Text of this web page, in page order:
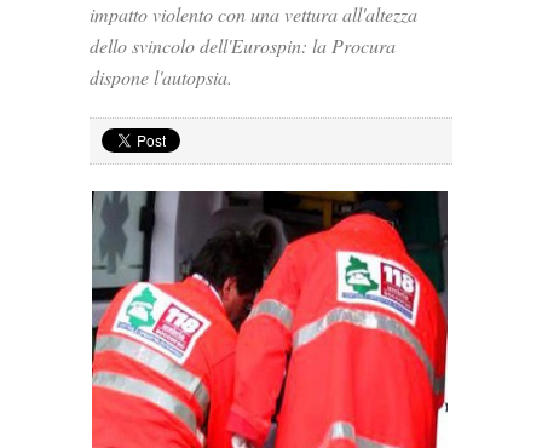
impatto violento con una vettura all'altezza
dello svincolo dell'Eurospin: la Procura
dispone l'autopsia.